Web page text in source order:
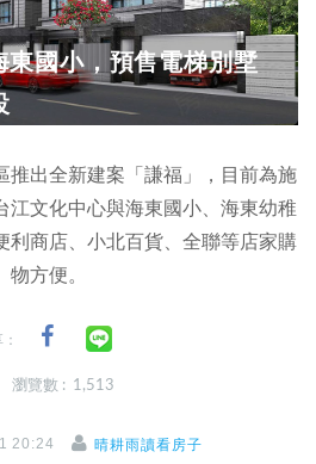
東國小，預售電梯別墅
推出全新建案「謙福」，目前為施
江文化中心與海東國小、海東幼稚
利商店、小北百貨、全聯等店家購
物方便。
瀏覽數 : 1,513
20:24 晴耕雨讀看房子